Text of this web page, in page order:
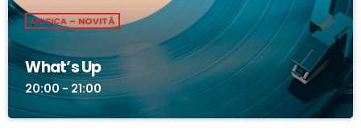
MUSICA – NOVITÀ
What’s Up
20:00 - 21:00